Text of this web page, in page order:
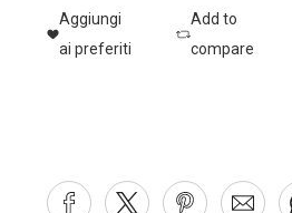
Aggiungi
ai preferiti
Add to
compare